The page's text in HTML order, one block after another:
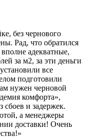
без чернового
Рад, что обратился
адекватные,
за м2, за эти деньги
все
подготовили
нужен черновой
комфорта»,
сбоев и задержек.
а менеджеры
доставки! Очень